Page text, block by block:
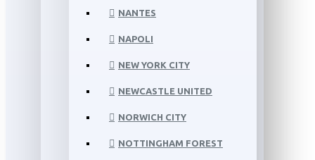
NANTES
NAPOLI
NEW YORK CITY
NEWCASTLE UNITED
NORWICH CITY
NOTTINGHAM FOREST